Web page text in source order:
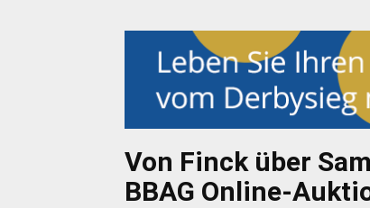
Von Finck über
BBAG Online-